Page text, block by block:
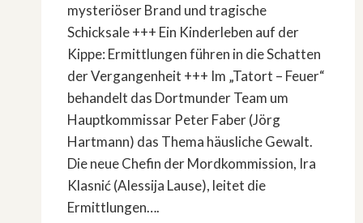
mysteriöser Brand und tragische
Schicksale +++ Ein Kinderleben auf der
Kippe: Ermittlungen führen in die Schatten
der Vergangenheit +++ Im „Tatort – Feuer“
behandelt das Dortmunder Team um
Hauptkommissar Peter Faber (Jörg
Hartmann) das Thema häusliche Gewalt.
Die neue Chefin der Mordkommission, Ira
Klasnić (Alessija Lause), leitet die
Ermittlungen….